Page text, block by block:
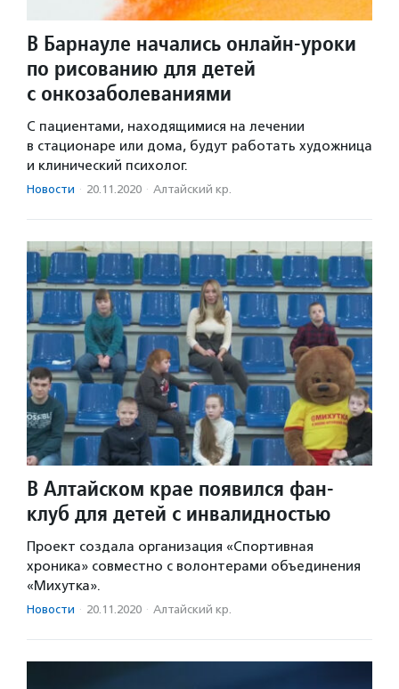
В Барнауле начались онлайн-уроки
по рисованию для детей
с онкозаболеваниями
С пациентами, находящимися на лечении
в стационаре или дома, будут работать художница
и клинический психолог.
Новости · 20.11.2020 · Алтайский кр.
В Алтайском крае появился фан-
клуб для детей с инвалидностью
Проект создала организация «Спортивная
хроника» совместно с волонтерами объединения
«Михутка».
Новости · 20.11.2020 · Алтайский кр.